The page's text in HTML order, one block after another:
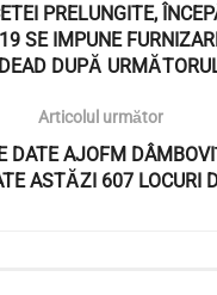
PRELUNGITE,
SE IMPUNE
DUPĂ
Articolul următor
DATE AJOFM
ASTĂZI 607 LOCURI